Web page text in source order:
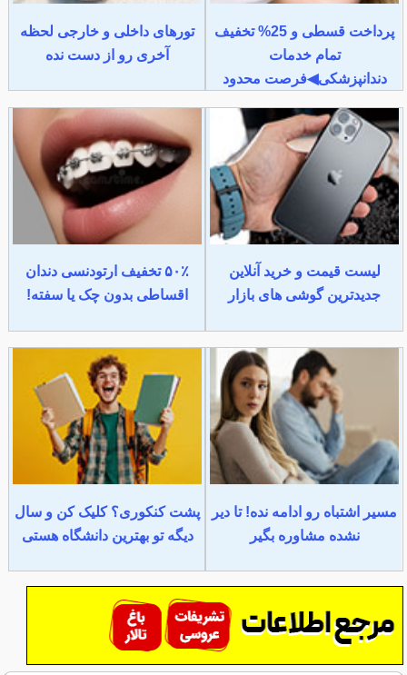
پرداخت قسطی و 25% تخفیف
تمام خدمات
دندانپزشکی◀فرصت محدود
تورهای داخلی و خارجی لحظه
آخری رو از دست نده
لیست قیمت و خرید آنلاین
جدیدترین گوشی های بازار
۵۰٪ تخفیف ارتودنسی دندان
اقساطی بدون چک یا سفته!
مسیر اشتباه رو ادامه نده! تا دیر
نشده مشاوره بگیر
پشت کنکوری؟ کلیک کن و سال
دیگه تو بهترین دانشگاه هستی